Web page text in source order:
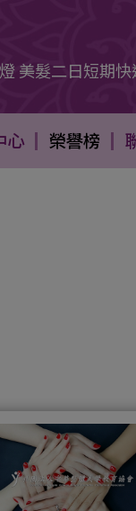
二日短期快速
心 榮譽榜